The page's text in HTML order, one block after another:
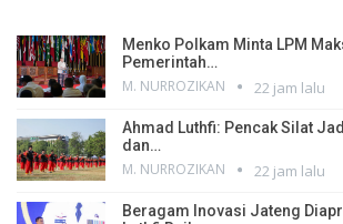
Menko Polkam Minta LPM
Pemerintah…
M. NURROZIKAN 22 jam lalu
Ahmad Luthfi: Pencak Silat
dan…
M. NURROZIKAN 22 jam lalu
Beragam Inovasi Jateng